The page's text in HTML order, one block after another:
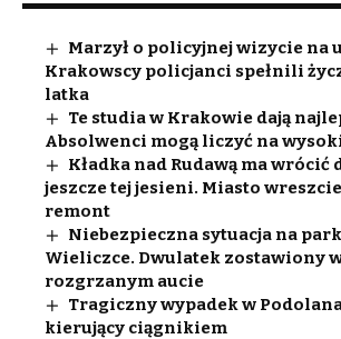
Marzył o policyjnej wizycie na
Krakowscy policjanci spełnili
latka
Te studia w Krakowie dają
Absolwenci mogą liczyć na
Kładka nad Rudawą ma wrócić
jeszcze tej jesieni. Miasto
remont
Niebezpieczna sytuacja na
Wieliczce. Dwulatek zostawiony
rozgrzanym aucie
Tragiczny wypadek w
kierujący ciągnikiem